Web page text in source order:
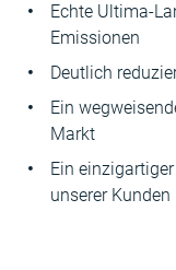
Echte Ultima-
Emissionen
Deutlich
Ein
Markt
Ein
unserer Kunden